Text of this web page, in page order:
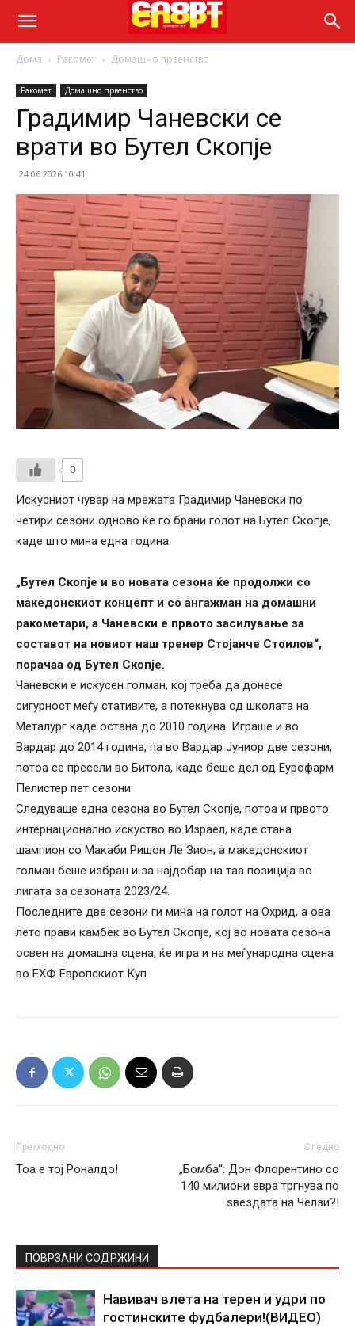
Дома Ракомет Домашно првенство
Ракомет Домашно првенство
Градимир Чаневски се
врати во Бутел Скопје
24.06.2026 10:41
0
Искусниот чувар на мрежата Градимир Чаневски по
четири сезони одново ќе го брани голот на Бутел Скопје,
каде што мина една година.
„Бутел Скопје и во новата сезона ќе продолжи со
македонскиот концепт и со ангажман на домашни
ракометари, а Чаневски е првото засилување за
составот на новиот наш тренер Стојанче Стоилов“,
порачаа од Бутел Скопје.
Чаневски е искусен голман, кој треба да донесе
сигурност меѓу стативите, а потекнува од школата на
Металург каде остана до 2010 година. Играше и во
Вардар до 2014 година, па во Вардар Јуниор две сезони,
потоа се пресели во Битола, каде беше дел од Еурофарм
Пелистер пет сезони.
Следуваше една сезона во Бутел Скопје, потоа и првото
интернационално искуство во Израел, каде стана
шампион со Макаби Ришон Ле Зион, а македонскиот
голман беше избран и за најдобар на таа позиција во
лигата за сезоната 2023/24.
Последните две сезони ги мина на голот на Охрид, а ова
лето прави камбек во Бутел Скопје, кој во новата сезона
освен на домашна сцена, ќе игра и на меѓународна сцена
во ЕХФ Европскиот Куп
Претходно
Тоа е тој Роналдо!
Следно
„Бомба“: Дон Флорентино со
140 милиони евра тргнува по
ѕвездата на Челзи?!
ПОВРЗАНИ СОДРЖИНИ
Навивач влета на терен и удри по
гостинските фудбалери!(ВИДЕО)